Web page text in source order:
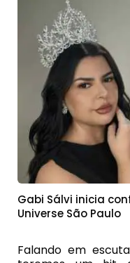
Gabi Sálvi inicia
Universe São Paulo
Falando em